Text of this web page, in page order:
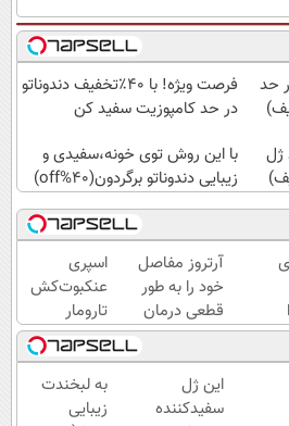
حد
فرصت ویژه! با 40٪تخفیف دندوناتو
در حد کامپوزیت سفید کن
ژل
با این روش توی خونه،سفیدی و
زیبایی دندوناتو برگردون(40%off)
آرتروز مفاصل
خود را به طور
قطعی درمان
کنید!
◗پرسش‌نامه◖
اسپری
عنکبوت‌‌کش
تارومار
ازبین‌برنده
انواع
عنکبوت
این ژل
سفیدکننده
به لبخندت
زیبایی